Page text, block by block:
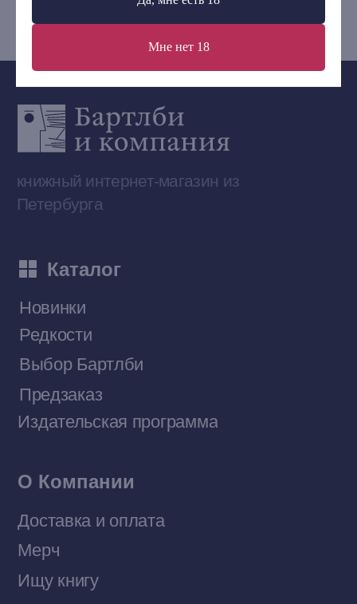
Мне нет 18
Договор оферты
Политика конфиденциальности